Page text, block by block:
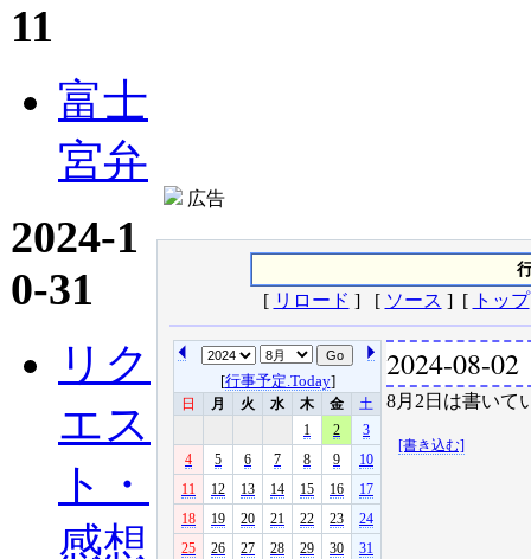
11
富士
宮弁
2024-1
0-31
リク
エス
ト・
感想
広告
[ リロード ] [ ソース ] [ トップ
[行事予定.Today]
日 月 火 水 木 金
土
1
2
3
4
5 6 7 8 9
10
11
12 13 14 15 16
17
18
19 20 21 22 23
24
25
26 27 28 29 30 31
2024-08-02
8月2日は書いて
[書き込む]